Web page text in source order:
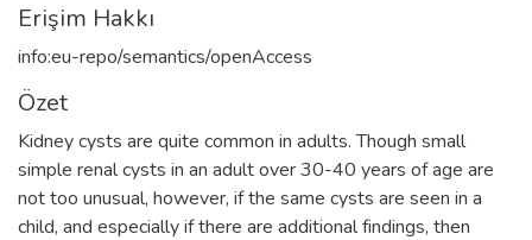
Erişim Hakkı
info:eu-repo/semantics/openAccess
Özet
Kidney cysts are quite common in adults. Though small
simple renal cysts in an adult over 30-40 years of age are
not too unusual, however, if the same cysts are seen in a
child, and especially if there are additional findings, then